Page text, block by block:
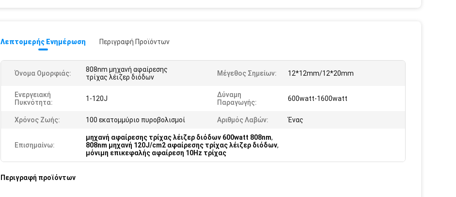
Λεπτομερής Ενημέρωση Περιγραφή Προϊόντων
Όνομα Ομορφιάς:
808nm μηχανή αφαίρεσης
τρίχας λέιζερ διόδων
Μέγεθος Σημείων: 12*12mm/12*20mm
Ενεργειακή
Πυκνότητα:
1-120J
Δύναμη
Παραγωγής:
600watt-1600watt
Χρόνος Ζωής: 100 εκατομμύριο πυροβολισμοί Αριθμός Λαβών: Ένας
Επισημαίνω:
μηχανή αφαίρεσης τρίχας λέιζερ διόδων 600watt 808nm,
808nm μηχανή 120J/cm2 αφαίρεσης τρίχας λέιζερ διόδων,
μόνιμη επικεφαλής αφαίρεση 10Hz τρίχας
Περιγραφή προϊόντων